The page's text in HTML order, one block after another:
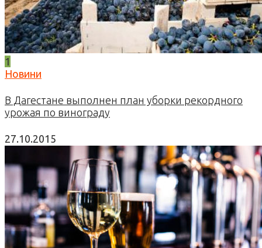
1
Новини
В Дагестане выполнен план уборки рекордного
урожая по винограду
27.10.2015